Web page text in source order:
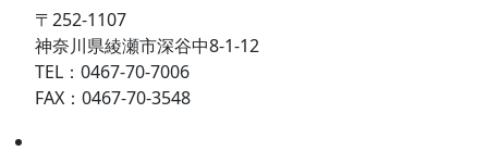
〒252-1107
神奈川県綾瀬市深谷中8-1-12
TEL：0467-70-7006
FAX：0467-70-3548